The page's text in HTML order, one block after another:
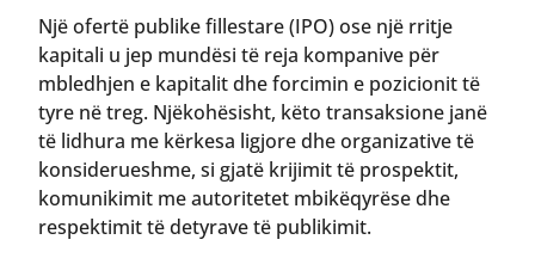
Një ofertë publike fillestare (IPO) ose një rritje
kapitali u jep mundësi të reja kompanive për
mbledhjen e kapitalit dhe forcimin e pozicionit të
tyre në treg. Njëkohësisht, këto transaksione janë
të lidhura me kërkesa ligjore dhe organizative të
konsiderueshme, si gjatë krijimit të prospektit,
komunikimit me autoritetet mbikëqyrëse dhe
respektimit të detyrave të publikimit.